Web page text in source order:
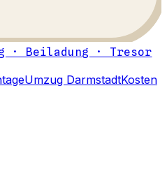
· Beiladung · Tresor
Umzug DarmstadtKosten